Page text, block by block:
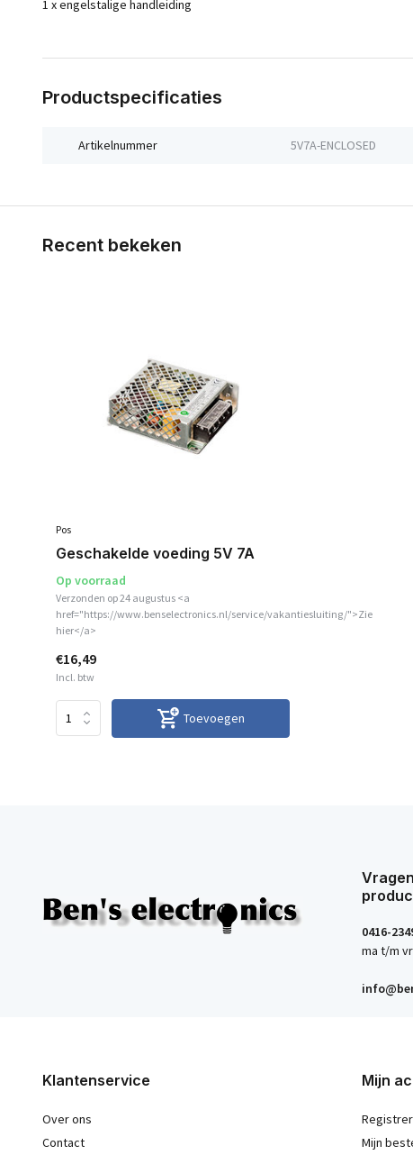
1 x engelstalige handleiding
Productspecificaties
Artikelnummer 5V7A-ENCLOSED
Recent bekeken
Pos
Geschakelde voeding 5V 7A
Op voorraad
Verzonden op 24 augustus <a
href="https://www.benselectronics.nl/service/vakantiesluiting/">Zie
hier</a>
€16,49
Incl. btw
Toevoegen
0416-
ma t/m
Klantenservice
Over ons
Contact
Mijn
Mijn